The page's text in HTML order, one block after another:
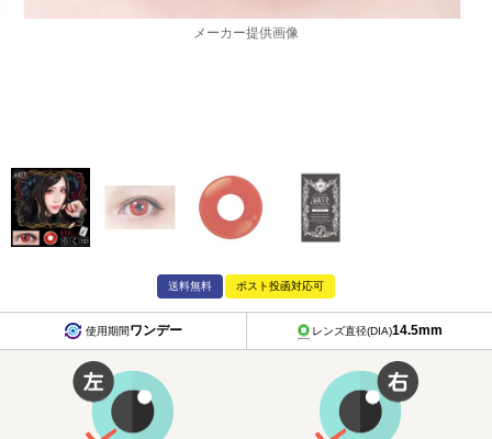
メーカー提供画像
送料無料 ポスト投函対応可
使用期間ワンデー レンズ直径(DIA)14.5mm